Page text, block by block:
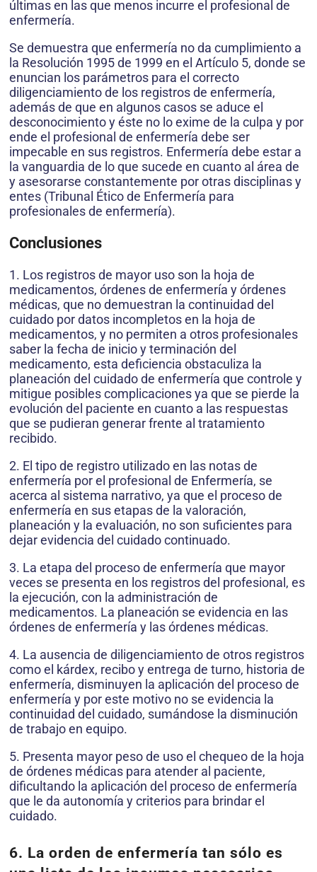
últimas en las que menos incurre el profesional de
enfermería.
Se demuestra que enfermería no da cumplimiento a
la Resolución 1995 de 1999 en el Artículo 5, donde se
enuncian los parámetros para el correcto
diligenciamiento de los registros de enfermería,
además de que en algunos casos se aduce el
desconocimiento y éste no lo exime de la culpa y por
ende el profesional de enfermería debe ser
impecable en sus registros. Enfermería debe estar a
la vanguardia de lo que sucede en cuanto al área de
y asesorarse constantemente por otras disciplinas y
entes (Tribunal Ético de Enfermería para
profesionales de enfermería).
Conclusiones
1. Los registros de mayor uso son la hoja de
medicamentos, órdenes de enfermería y órdenes
médicas, que no demuestran la continuidad del
cuidado por datos incompletos en la hoja de
medicamentos, y no permiten a otros profesionales
saber la fecha de inicio y terminación del
medicamento, esta deficiencia obstaculiza la
planeación del cuidado de enfermería que controle y
mitigue posibles complicaciones ya que se pierde la
evolución del paciente en cuanto a las respuestas
que se pudieran generar frente al tratamiento
recibido.
2. El tipo de registro utilizado en las notas de
enfermería por el profesional de Enfermería, se
acerca al sistema narrativo, ya que el proceso de
enfermería en sus etapas de la valoración,
planeación y la evaluación, no son suficientes para
dejar evidencia del cuidado continuado.
3. La etapa del proceso de enfermería que mayor
veces se presenta en los registros del profesional, es
la ejecución, con la administración de
medicamentos. La planeación se evidencia en las
órdenes de enfermería y las órdenes médicas.
4. La ausencia de diligenciamiento de otros registros
como el kárdex, recibo y entrega de turno, historia de
enfermería, disminuyen la aplicación del proceso de
enfermería y por este motivo no se evidencia la
continuidad del cuidado, sumándose la disminución
de trabajo en equipo.
5. Presenta mayor peso de uso el chequeo de la hoja
de órdenes médicas para atender al paciente,
dificultando la aplicación del proceso de enfermería
que le da autonomía y criterios para brindar el
cuidado.
6. La orden de enfermería tan sólo es